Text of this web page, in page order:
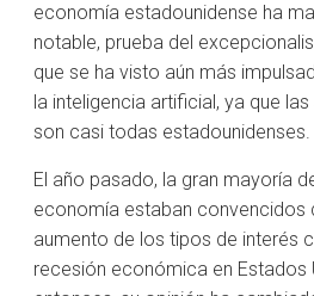
economía estadounidense ha
notable, prueba del
que se ha visto aún más
la inteligencia artificial, ya que
son casi todas estadounidenses.
El año pasado, la gran mayoría
economía estaban convencidos
aumento de los tipos de interés
recesión económica en Estados